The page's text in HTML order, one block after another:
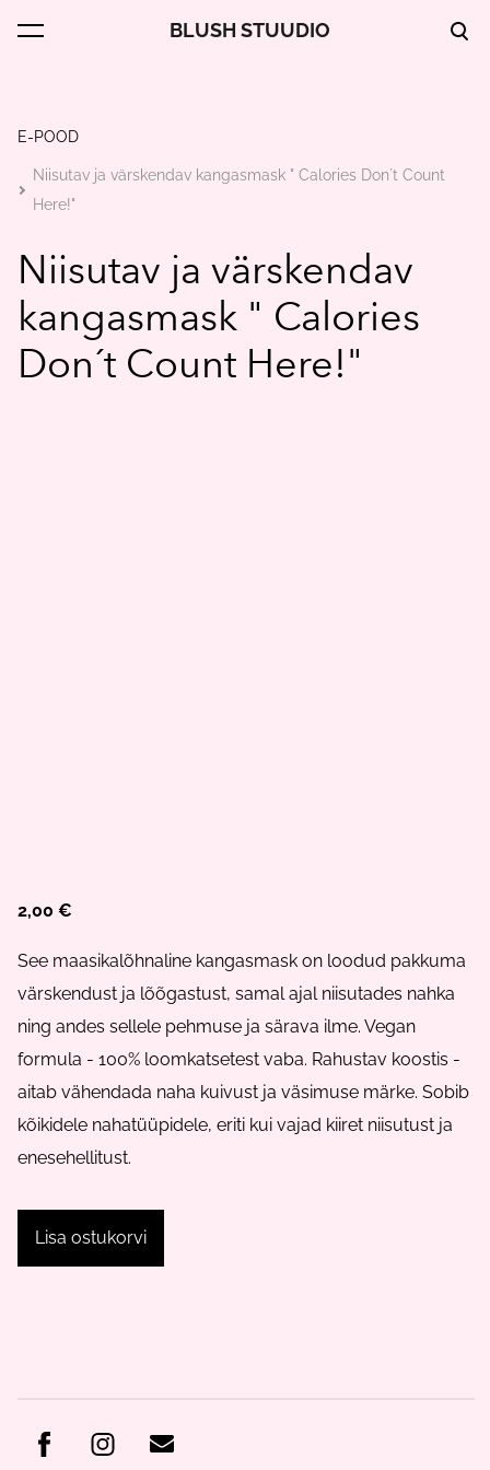
BLUSH STUUDIO
lisati ostukorvi. Vaata ostukorvi
E-POOD
Niisutav ja värskendav kangasmask " Calories Don´t Count
Here!"
Niisutav ja värskendav
kangasmask " Calories
Don´t Count Here!"
2,00 €
See maasikalõhnaline kangasmask on loodud pakkuma
värskendust ja lõõgastust, samal ajal niisutades nahka
ning andes sellele pehmuse ja särava ilme. Vegan
formula - 100% loomkatsetest vaba. Rahustav koostis -
aitab vähendada naha kuivust ja väsimuse märke. Sobib
kõikidele nahatüüpidele, eriti kui vajad kiiret niisutust ja
enesehellitust.
Lisa ostukorvi